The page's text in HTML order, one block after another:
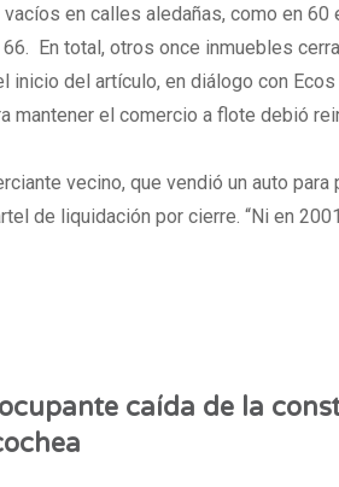
en calles aledañas, como en 60
En total, otros once inmuebles
inicio del artículo, en diálogo con
mantener el comercio a flote debió
vecino, que vendió un auto
de liquidación por cierre. “Ni en
caída de la